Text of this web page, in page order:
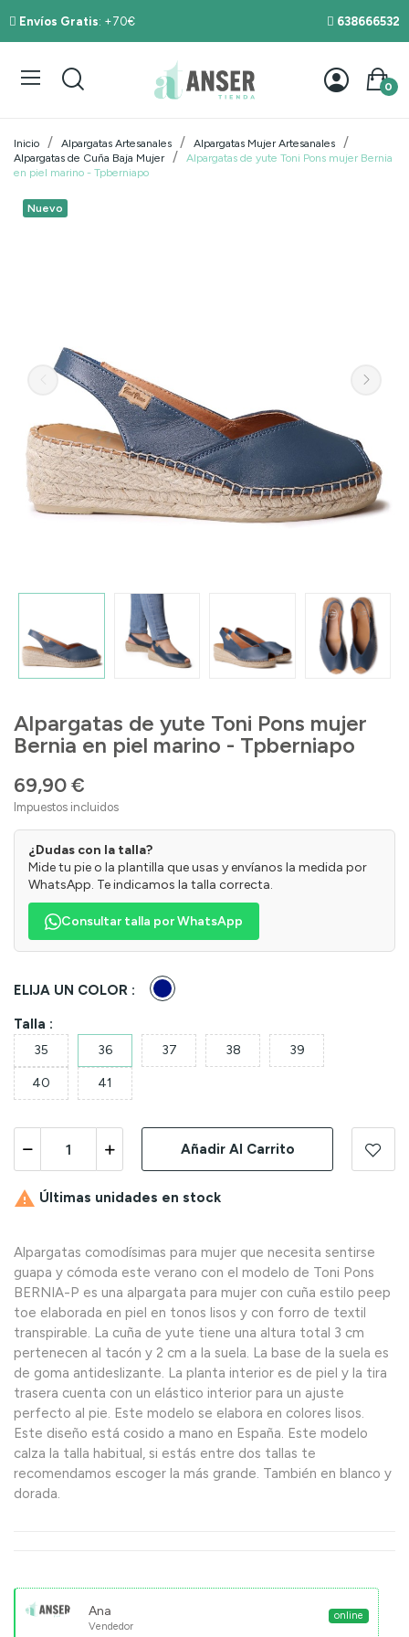
Envíos Gratis: +70€ 638666532
0
Inicio Alpargatas Artesanales
Alpargatas Mujer Artesanales
Alpargatas de Cuña Baja Mujer
Alpargatas de yute Toni Pons mujer Bernia
en piel marino - Tpberniapo
Nuevo
Alpargatas de yute Toni Pons mujer
Bernia en piel marino - Tpberniapo
69,90 €
Impuestos incluidos
¿Dudas con la talla?
Mide tu pie o la plantilla que usas y envíanos la medida por
WhatsApp. Te indicamos la talla correcta.
Consultar talla por WhatsApp
ELIJA UN COLOR : Marino
Talla :
35 36 37 38 39
40 41
Añadir Al Carrito
 Últimas unidades en stock
Alpargatas comodísimas para mujer que necesita sentirse
guapa y cómoda este verano con el modelo de Toni Pons
BERNIA-P es una alpargata para mujer con cuña estilo peep
toe elaborada en piel en tonos lisos y con forro de textil
transpirable. La cuña de yute tiene una altura total 3 cm
pertenecen al tacón y 2 cm a la suela. La base de la suela es
de goma antideslizante. La planta interior es de piel y la tira
trasera cuenta con un elástico interior para un ajuste
perfecto al pie. Este modelo se elabora en colores lisos.
Este diseño está cosido a mano en España. Este modelo
calza la talla habitual, si estás entre dos tallas te
recomendamos escoger la más grande. También en blanco y
dorada.
Ana
Vendedor
online